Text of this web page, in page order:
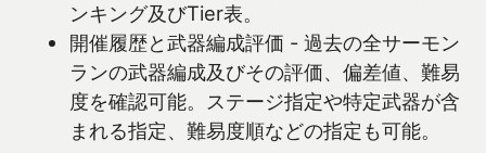
ンキング及びTier表。
開催履歴と武器編成評価 - 過去の全サーモン
ランの武器編成及びその評価、偏差値、難易
度を確認可能。ステージ指定や特定武器が含
まれる指定、難易度順などの指定も可能。